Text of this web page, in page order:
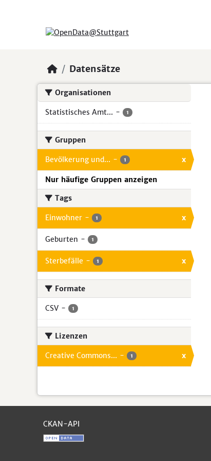
Datensätze
Organisationen
Statistisches Amt... - 1
Gruppen
Bevölkerung und... - 1 x
Nur häufige Gruppen anzeigen
Tags
Einwohner - 1 x
Geburten - 1
Sterbefälle - 1 x
Formate
CSV - 1
Lizenzen
Creative Commons... - 1 x
CKAN-API